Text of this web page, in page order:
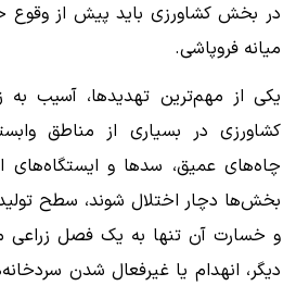
در بخش کشاورزی باید پیش از وقوع
میانه فروپاشی.
یکی از مهم‌ترین تهدیدها، آسیب
کشاورزی در بسیاری از مناطق
چاه‌های عمیق، سدها و ایستگاه‌های
بخش‌ها دچار اختلال شوند، سطح
و خسارت آن تنها به یک فصل زراعی
دیگر، انهدام یا غیرفعال شدن